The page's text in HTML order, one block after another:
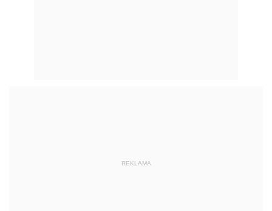
REKLAMA